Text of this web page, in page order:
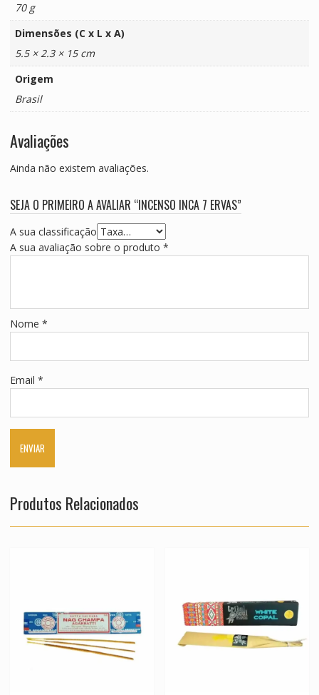
70 g
Dimensões (C x L x A)
5.5 × 2.3 × 15 cm
Origem
Brasil
Avaliações
Ainda não existem avaliações.
SEJA O PRIMEIRO A AVALIAR “INCENSO INCA 7 ERVAS”
A sua classificação
A sua avaliação sobre o produto *
Nome *
Email *
Produtos Relacionados